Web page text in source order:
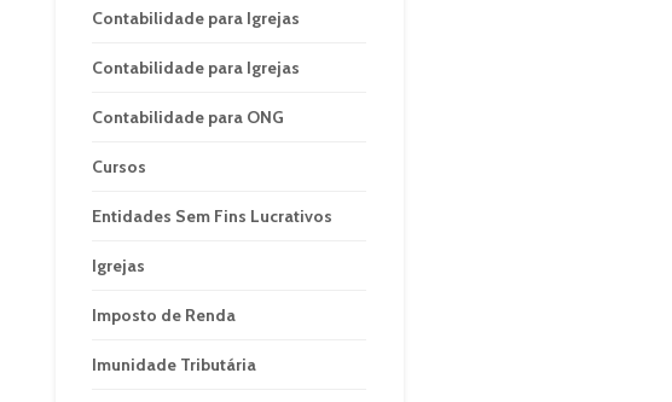
Contabilidade para Igrejas
Contabilidade para Igrejas
Contabilidade para ONG
Cursos
Entidades Sem Fins Lucrativos
Igrejas
Imposto de Renda
Imunidade Tributária